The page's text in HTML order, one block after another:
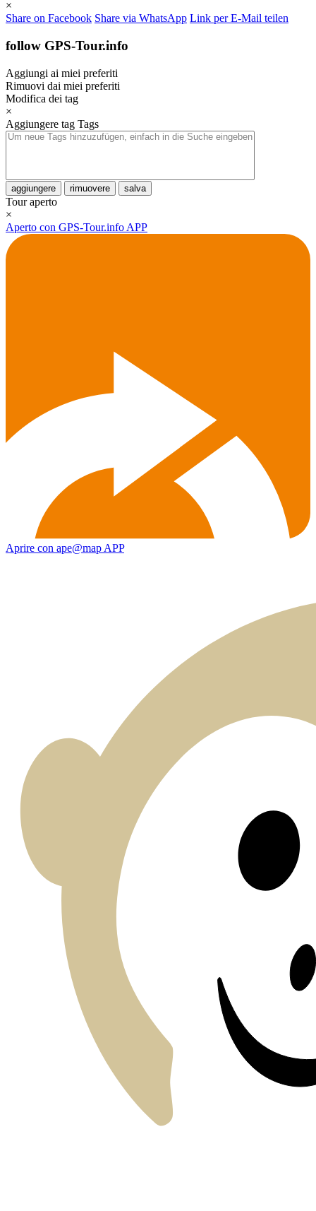
×
Share on Facebook Share via WhatsApp Link per E-Mail teilen
follow GPS-Tour.info
Aggiungi ai miei preferiti
Rimuovi dai miei preferiti
Modifica dei tag
×
Aggiungere tag Tags
aggiungere rimuovere salva
Tour aperto
×
Aperto con GPS-Tour.info APP
Aprire con ape@map APP